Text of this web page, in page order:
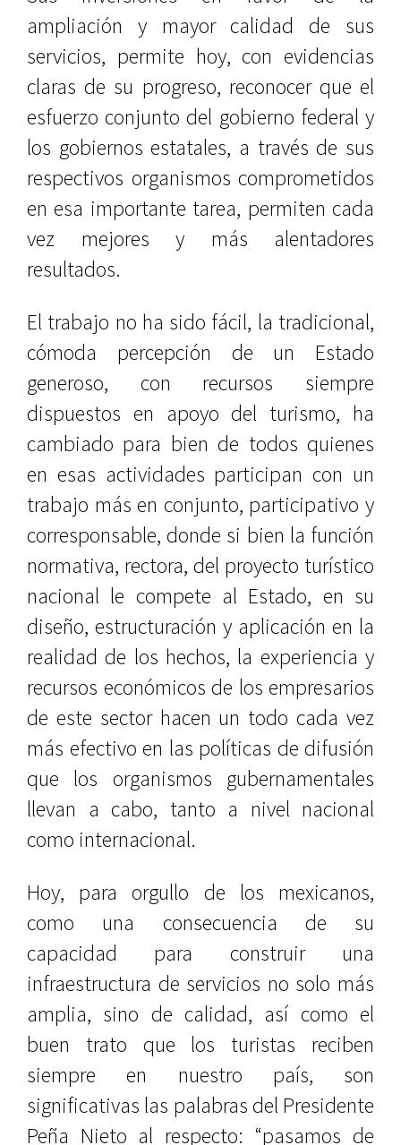
ampliación y mayor calidad de sus
servicios, permite hoy, con evidencias
claras de su progreso, reconocer que el
esfuerzo conjunto del gobierno federal y
los gobiernos estatales, a través de sus
respectivos organismos comprometidos
en esa importante tarea, permiten cada
vez mejores y más alentadores
resultados.
El trabajo no ha sido fácil, la tradicional,
cómoda percepción de un Estado
generoso, con recursos siempre
dispuestos en apoyo del turismo, ha
cambiado para bien de todos quienes
en esas actividades participan con un
trabajo más en conjunto, participativo y
corresponsable, donde si bien la función
normativa, rectora, del proyecto turístico
nacional le compete al Estado, en su
diseño, estructuración y aplicación en la
realidad de los hechos, la experiencia y
recursos económicos de los empresarios
de este sector hacen un todo cada vez
más efectivo en las políticas de difusión
que los organismos gubernamentales
llevan a cabo, tanto a nivel nacional
como internacional.
Hoy, para orgullo de los mexicanos,
como una consecuencia de su
capacidad para construir una
infraestructura de servicios no solo más
amplia, sino de calidad, así como el
buen trato que los turistas reciben
siempre en nuestro país, son
significativas las palabras del Presidente
Peña Nieto al respecto: “pasamos de